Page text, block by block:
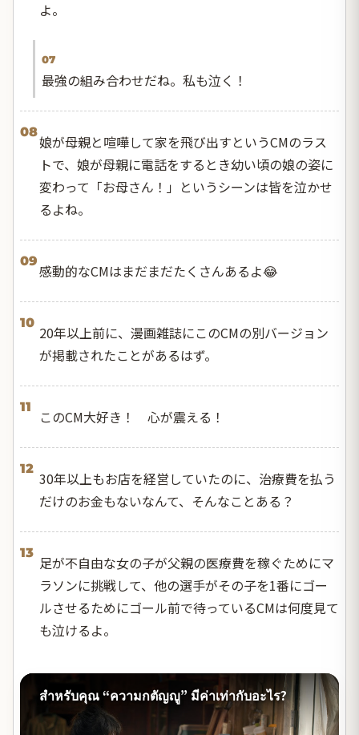
よ。
07
最強の組み合わせだね。私も泣く！
08
娘が母親と喧嘩して家を飛び出すというCMのラス
トで、娘が母親に電話をするとき幼い頃の娘の姿に
変わって「お母さん！」というシーンは皆を泣かせ
るよね。
09
感動的なCMはまだまだたくさんあるよ😂
10
20年以上前に、漫画雑誌にこのCMの別バージョン
が掲載されたことがあるはず。
11
このCM大好き！ 心が震える！
12
30年以上もお店を経営していたのに、治療費を払う
だけのお金もないなんて、そんなことある？
13
足が不自由な女の子が父親の医療費を稼ぐためにマ
ラソンに挑戦して、他の選手がその子を1番にゴー
ルさせるためにゴール前で待っているCMは何度見て
も泣けるよ。
สำหรับคุณ “ความกตัญญู” มีค่าเท่ากับอะไร?